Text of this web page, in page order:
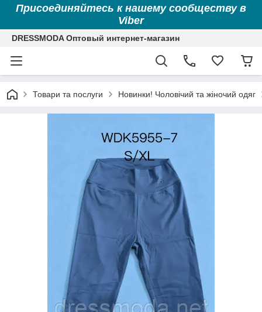
Присоединяйтесь к нашему сообществу в
Viber
DRESSMODA Оптовый интернет-магазин
Товари та послуги Новинки! Чоловічий та жіночий одяг